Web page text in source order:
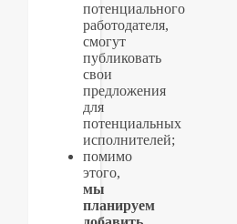
потенциального
работодателя,
смогут
публиковать
свои
предложения
для
потенциальных
исполнителей;
помимо
этого,
мы
планируем